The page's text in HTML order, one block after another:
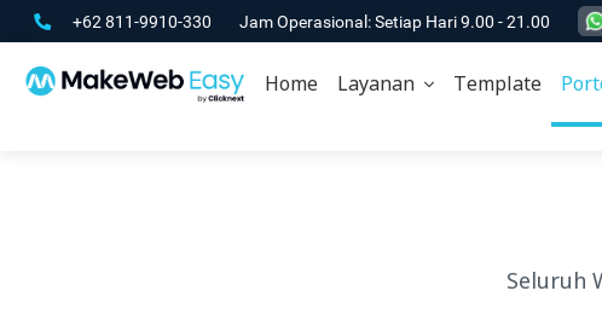
+62 811-9910-330 Jam Operasional: Setiap Hari 9.00 - 21.00
Home Layanan Template
Seluruh